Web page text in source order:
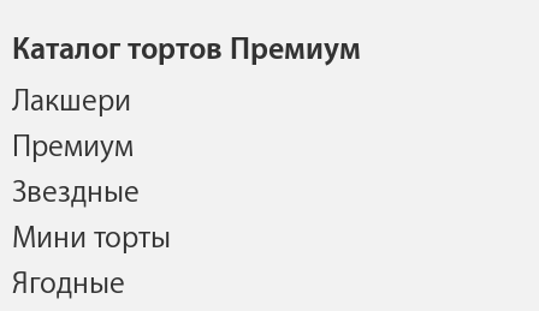
Каталог тортов Премиум
Лакшери
Премиум
Звездные
Мини торты
Ягодные